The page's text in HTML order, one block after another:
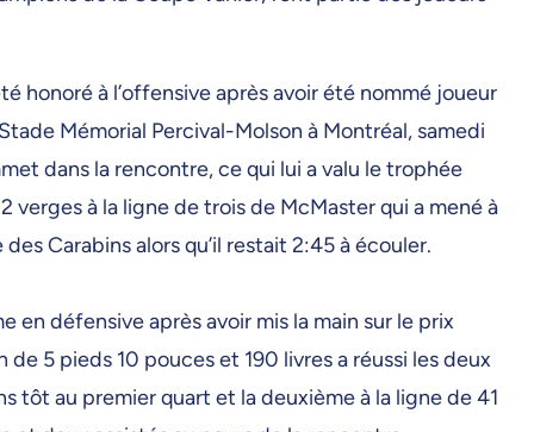
honoré à l’offensive après avoir été nommé joueur
Mémorial Percival-Molson à Montréal, samedi
dans la rencontre, ce qui lui a valu le trophée
à la ligne de trois de McMaster qui a mené à
Carabins alors qu’il restait 2:45 à écouler.
défensive après avoir mis la main sur le prix
5 pieds 10 pouces et 190 livres a réussi les deux
tôt au premier quart et la deuxième à la ligne de 41